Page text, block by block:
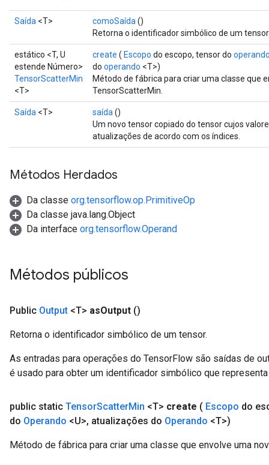
Saída <T> comoSaída ()
Retorna o identificador simbólico de um
estático <T, U
estende Número>
TensorScatterMin
<T>
create ( Escopo do escopo, tensor do
do operando <T>)
Método de fábrica para criar uma classe que
TensorScatterMin.
Saída <T> saída ()
Um novo tensor copiado do tensor cujos
atualizações de acordo com os índices.
Métodos Herdados
Da classe org.tensorflow.op.PrimitiveOp
Da classe java.lang.Object
Da interface org.tensorflow.Operand
Métodos públicos
Public Output <T> asOutput ()
Retorna o identificador simbólico de um tensor.
As entradas para operações do TensorFlow são saídas de
é usado para obter um identificador simbólico que
public static TensorScatterMin <T> create ( Escopo do
do Operando <U>, atualizações do Operando <T>)
Método de fábrica para criar uma classe que envolve uma